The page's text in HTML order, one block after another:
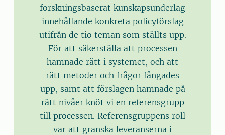
forskningsbaserat kunskapsunderlag
innehållande konkreta policyförslag
utifrån de tio teman som ställts upp.
För att säkerställa att processen
hamnade rätt i systemet, och att
rätt metoder och frågor fångades
upp, samt att förslagen hamnade på
rätt nivåer knöt vi en referensgrupp
till processen. Referensgruppens roll
var att granska leveranserna i